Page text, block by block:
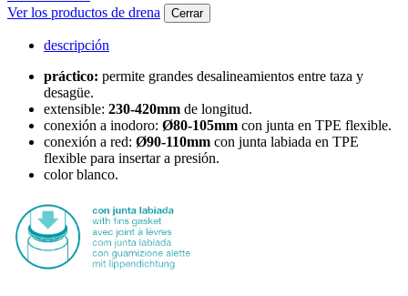
Ver los productos de drena
Cerrar
descripción
práctico: permite grandes desalineamientos entre taza y
desagüe.
extensible: 230-420mm de longitud.
conexión a inodoro: Ø80-105mm con junta en TPE flexible.
conexión a red: Ø90-110mm con junta labiada en TPE
flexible para insertar a presión.
color blanco.